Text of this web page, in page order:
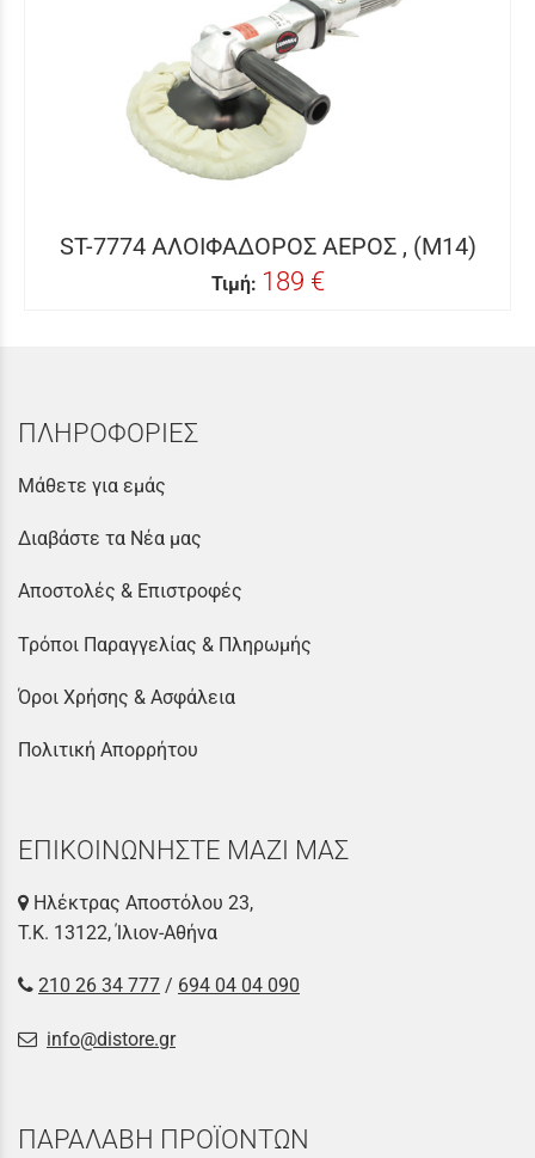
ST-7774 ΑΛΟΙΦΑΔΟΡΟΣ ΑΕΡΟΣ , (M14)
Τιμή: 189 €
ΠΛΗΡΟΦΟΡΙΕΣ
Μάθετε για εμάς
Διαβάστε τα Νέα μας
Αποστολές & Επιστροφές
Τρόποι Παραγγελίας & Πληρωμής
Όροι Χρήσης & Ασφάλεια
Πολιτική Απορρήτου
ΕΠΙΚΟΙΝΩΝΗΣΤΕ ΜΑΖΙ ΜΑΣ
Ηλέκτρας Αποστόλου 23,
Τ.Κ. 13122, Ίλιον-Αθήνα
210 26 34 777 / 694 04 04 090
info@distore.gr
ΠΑΡΑΛΑΒΗ ΠΡΟΪΟΝΤΩΝ